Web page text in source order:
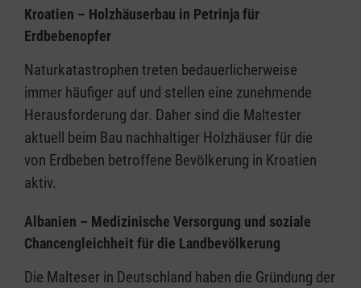
Kroatien – Holzhäuserbau in Petrinja für
Erdbebenopfer
Naturkatastrophen treten bedauerlicherweise
immer häufiger auf und stellen eine zunehmende
Herausforderung dar. Daher sind die Maltester
aktuell beim Bau nachhaltiger Holzhäuser für die
von Erdbeben betroffene Bevölkerung in Kroatien
aktiv.
Albanien – Medizinische Versorgung und soziale
Chancengleichheit für die Landbevölkerung
Die Malteser in Deutschland haben die Gründung der